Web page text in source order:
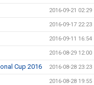
2016-09-21 02:29
2016-09-17 22:23
2016-09-11 16:54
2016-08-29 12:00
Cup 2016 2016-08-28 23:23
2016-08-28 19:55